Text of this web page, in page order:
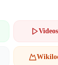
Videos